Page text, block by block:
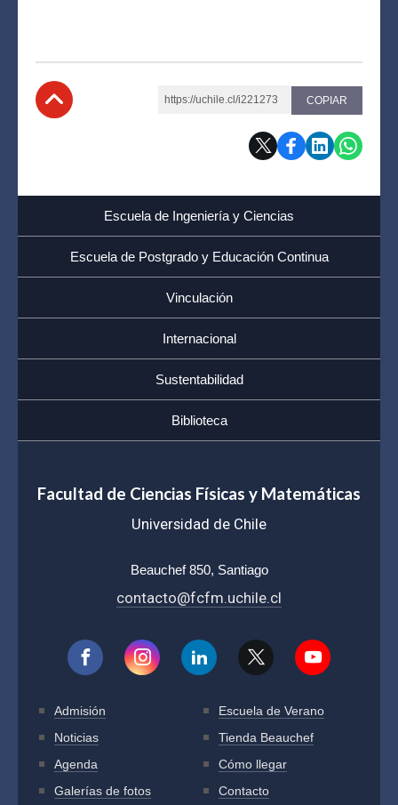
https://uchile.cl/i221273 COPIAR
Escuela de Ingeniería y Ciencias
Escuela de Postgrado y Educación Continua
Vinculación
Internacional
Sustentabilidad
Biblioteca
Facultad de Ciencias Físicas y Matemáticas
Universidad de Chile
Beauchef 850, Santiago
contacto@fcfm.uchile.cl
Admisión
Noticias
Agenda
Galerías de fotos
Escuela de Verano
Tienda Beauchef
Cómo llegar
Contacto